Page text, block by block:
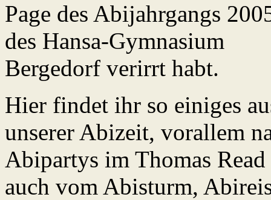
Page des Abijahrgangs
des Hansa-Gymnasium
Bergedorf verirrt habt.
Hier findet ihr so einiges
unserer Abizeit, vorallem
Abipartys im Thomas
auch vom Abisturm,